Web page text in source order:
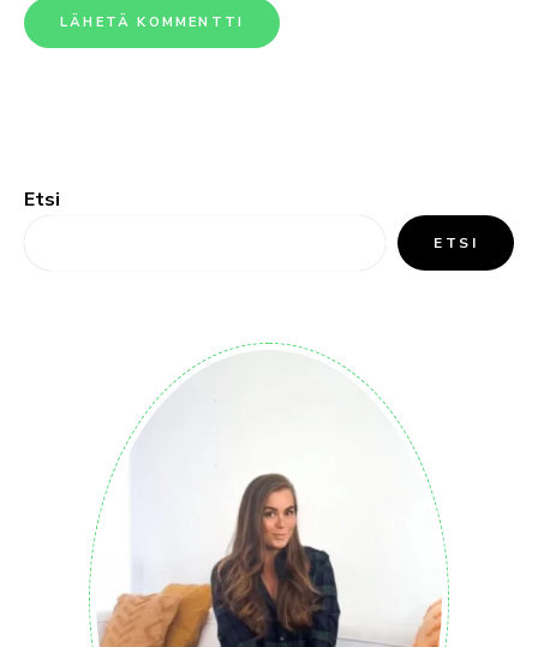
Etsi
ETSI